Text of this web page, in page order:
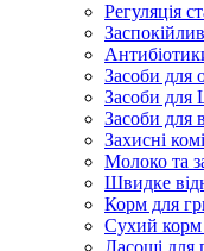
Регуляція
Засоби для
Засоби для
Засоби для
Захисні
Молоко та
Швидке
Корм для
Сухий корм
Ласощі для